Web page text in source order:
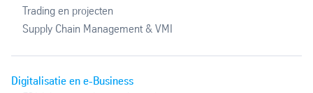
Trading en projecten
Supply Chain Management & VMI
Digitalisatie en e-Business